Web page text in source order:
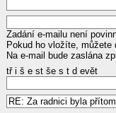
Zadání e-mailu není
Pokud ho vložíte,
Na e-mail bude zaslána
tř i š e st še s t d evět